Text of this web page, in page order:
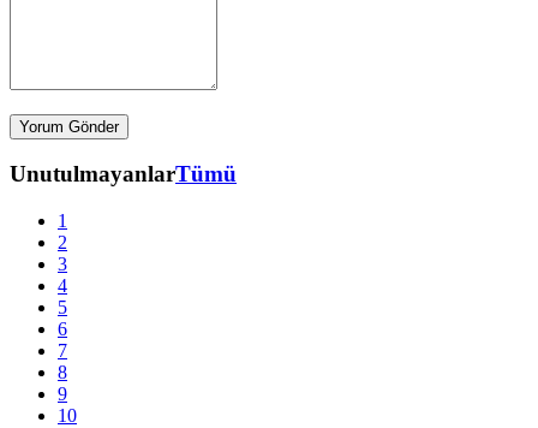
UnutulmayanlarTümü
1
2
3
4
5
6
7
8
9
10